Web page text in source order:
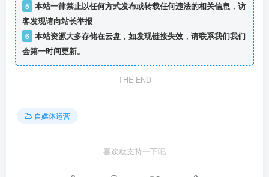
5 本站一律禁止以任何方式发布或转载任何违法的相关信息，访
客发现请向站长举报
6 本站资源大多存储在云盘，如发现链接失效，请联系我们我们
会第一时间更新。
THE END
自媒体运营
喜欢就支持一下吧